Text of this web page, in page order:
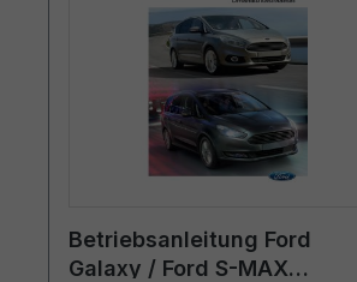
Betriebsanleitung Ford
Galaxy / Ford S-MAX